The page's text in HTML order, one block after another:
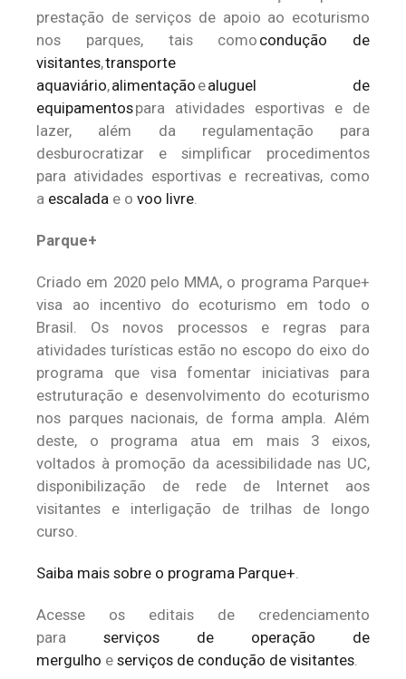
prestação de serviços de apoio ao ecoturismo
nos parques, tais como condução de
visitantes,transporte
aquaviário,alimentação ealuguel de
equipamentospara atividades esportivas e de
lazer, além da regulamentação para
desburocratizar e simplificar procedimentos
para atividades esportivas e recreativas, como
a escalada e o voo livre.
Parque+
Criado em 2020 pelo MMA, o programa Parque+
visa ao incentivo do ecoturismo em todo o
Brasil. Os novos processos e regras para
atividades turísticas estão no escopo do eixo do
programa que visa fomentar iniciativas para
estruturação e desenvolvimento do ecoturismo
nos parques nacionais, de forma ampla. Além
deste, o programa atua em mais 3 eixos,
voltados à promoção da acessibilidade nas UC,
disponibilização de rede de Internet aos
visitantes e interligação de trilhas de longo
curso.
Saiba mais sobre o programa Parque+.
Acesse os editais de credenciamento
para serviços de operação de
mergulho e serviços de condução de visitantes.